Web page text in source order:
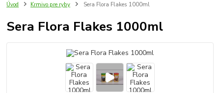
Úvod Krmivo pre ryby Sera Flora Flakes 1000ml
Sera Flora Flakes 1000ml